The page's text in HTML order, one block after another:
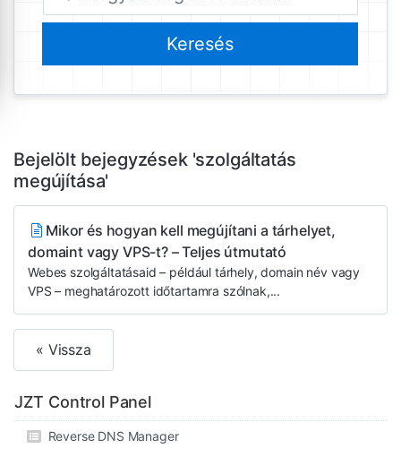
Bejelölt bejegyzések 'szolgáltatás
megújítása'
Mikor és hogyan kell megújítani a tárhelyet,
domaint vagy VPS-t? – Teljes útmutató
Webes szolgáltatásaid – például tárhely, domain név vagy
VPS – meghatározott időtartamra szólnak,...
« Vissza
JZT Control Panel
Reverse DNS Manager